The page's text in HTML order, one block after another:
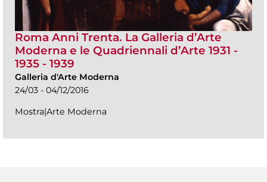
Roma Anni Trenta. La Galleria d’Arte
Moderna e le Quadriennali d’Arte 1931 -
1935 - 1939
Galleria d'Arte Moderna
24/03 - 04/12/2016
Mostra|Arte Moderna